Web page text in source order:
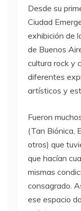
Desde su
Ciudad
exhibición de
de Buenos
cultura rock y
diferentes
artísticos y
Fueron
(Tan Biónica,
otros) que
que hacían
mismas
consagrado.
ese espacio